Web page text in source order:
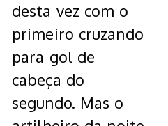
desta vez com o
primeiro cruzando
para gol de
cabeça do
segundo. Mas o